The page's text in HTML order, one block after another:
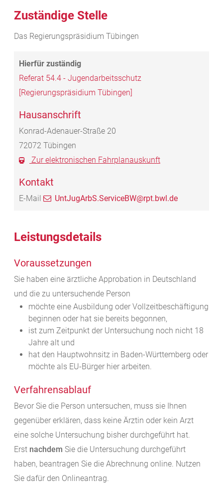
Zuständige Stelle
Das Regierungspräsidium Tübingen
Referat 54.4 - Jugendarbeitsschutz
[Regierungspräsidium Tübingen]
Hausanschrift
Konrad-Adenauer-Straße 20
72072 Tübingen
Zur elektronischen Fahrplanauskunft
Kontakt
E-Mail UntJugArbS.ServiceBW@rpt.bwl.de
Leistungsdetails
Voraussetzungen
Sie haben eine ärztliche Approbation in Deutschland
und die zu untersuchende Person
möchte eine Ausbildung oder Vollzeitbeschäftigung
beginnen oder hat sie bereits begonnen,
ist zum Zeitpunkt der Untersuchung noch nicht 18
Jahre alt und
hat den Hauptwohnsitz in Baden-Württemberg oder
möchte als EU-Bürger hier arbeiten.
Verfahrensablauf
Bevor Sie die Person untersuchen, muss sie Ihnen
gegenüber erklären, dass keine Ärztin oder kein Arzt
eine solche Untersuchung bisher durchgeführt hat.
Erst nachdem Sie die Untersuchung durchgeführt
haben, beantragen Sie die Abrechnung online. Nutzen
Sie dafür den Onlineantrag.